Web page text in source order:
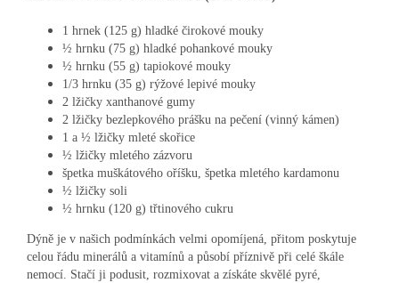
1 hrnek (125 g) hladké čirokové mouky
½ hrnku (75 g) hladké pohankové mouky
½ hrnku (55 g) tapiokové mouky
1/3 hrnku (35 g) rýžové lepivé mouky
2 lžičky xanthanové gumy
2 lžičky bezlepkového prášku na pečení (vinný kámen)
1 a ½ lžičky mleté skořice
½ lžičky mletého zázvoru
špetka muškátového oříšku, špetka mletého kardamonu
½ lžičky soli
½ hrnku (120 g) třtinového cukru
Dýně je v našich podmínkách velmi opomíjená, přitom poskytuje
celou řádu minerálů a vitamínů a působí příznivě při celé škále
nemocí. Stačí ji podusit, rozmixovat a získáte skvělé pyré,